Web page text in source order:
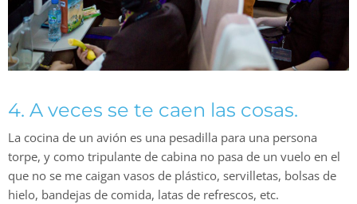
4. A veces se te caen las cosas.
La cocina de un avión es una pesadilla para una persona
torpe, y como tripulante de cabina no pasa de un vuelo en el
que no se me caigan vasos de plástico, servilletas, bolsas de
hielo, bandejas de comida, latas de refrescos, etc.